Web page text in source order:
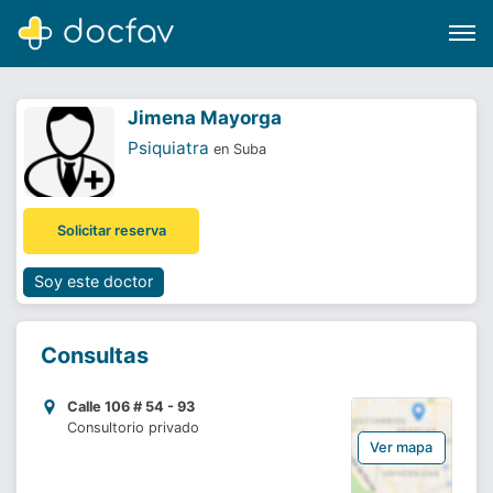
Software para clínicas
¿Eres un doctor?
Jimena Mayorga
Psiquiatra en Suba
Solicitar reserva
Soy este doctor
Consultas
Calle 106 # 54 - 93
Consultorio privado
Ver mapa